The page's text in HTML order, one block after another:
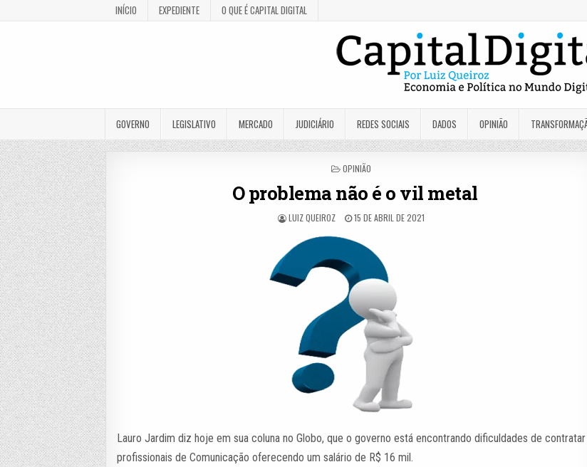
INÍCIO EXPEDIENTE O QUE É CAPITAL DIGITAL
GOVERNO LEGISLATIVO MERCADO JUDICIÁRIO REDES SOCIAIS DADOS OPINIÃO
POSTED
OPINIÃO
O problema não é o vil metal
LUIZ QUEIROZ 15 DE ABRIL DE 2021
Lauro Jardim diz hoje em sua coluna no Globo, que o governo está encontrando dificuldades de contratar
profissionais de Comunicação oferecendo um salário de R$ 16 mil.